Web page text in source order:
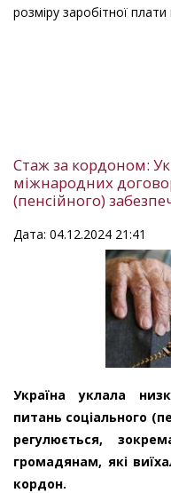
розміру заробітної
Стаж за кордоном:
міжнародних
(пенсійного)
Дата: 04.12.2024 21:41
Україна уклала
питань соціального
регулюється,
громадянам, які
кордон.